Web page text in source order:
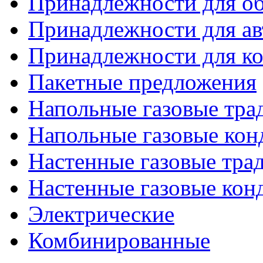
Принадлежности для
Принадлежности для
Пакетные предложения
Напольные газовые
Напольные газовые
Настенные газовые
Настенные газовые
Электрические
Комбинированные